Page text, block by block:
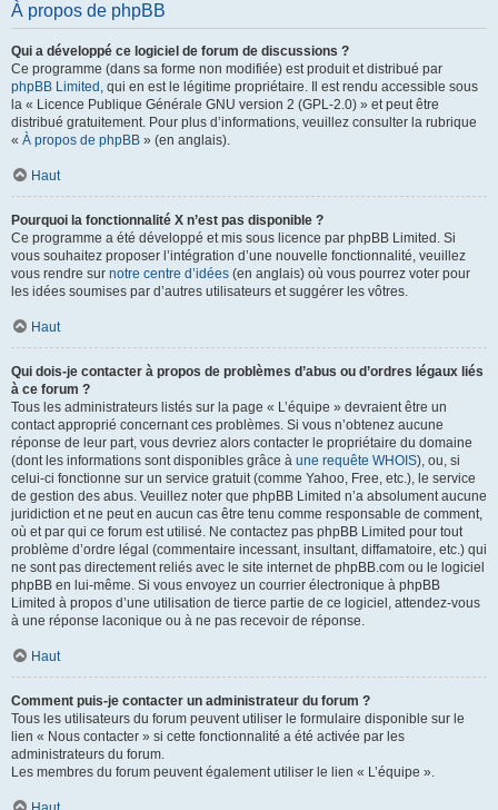
À propos de phpBB
Qui a développé ce logiciel de forum de discussions ?
Ce programme (dans sa forme non modifiée) est produit et distribué par
phpBB Limited , qui en est le légitime propriétaire. Il est rendu accessible sous
la « Licence Publique Générale GNU version 2 (GPL-2.0) » et peut être
distribué gratuitement. Pour plus d’informations, veuillez consulter la rubrique
« À propos de phpBB » (en anglais).
Haut
Pourquoi la fonctionnalité X n’est pas disponible ?
Ce programme a été développé et mis sous licence par phpBB Limited. Si
vous souhaitez proposer l’intégration d’une nouvelle fonctionnalité, veuillez
vous rendre sur notre centre d’idées (en anglais) où vous pourrez voter pour
les idées soumises par d’autres utilisateurs et suggérer les vôtres.
Haut
Qui dois-je contacter à propos de problèmes d’abus ou d’ordres légaux liés
à ce forum ?
Tous les administrateurs listés sur la page « L’équipe » devraient être un
contact approprié concernant ces problèmes. Si vous n’obtenez aucune
réponse de leur part, vous devriez alors contacter le propriétaire du domaine
(dont les informations sont disponibles grâce à une requête WHOIS), ou, si
celui-ci fonctionne sur un service gratuit (comme Yahoo, Free, etc.), le service
de gestion des abus. Veuillez noter que phpBB Limited n’a absolument aucune
juridiction et ne peut en aucun cas être tenu comme responsable de comment,
où et par qui ce forum est utilisé. Ne contactez pas phpBB Limited pour tout
problème d’ordre légal (commentaire incessant, insultant, diffamatoire, etc.) qui
ne sont pas directement reliés avec le site internet de phpBB.com ou le logiciel
phpBB en lui-même. Si vous envoyez un courrier électronique à phpBB
Limited à propos d’une utilisation de tierce partie de ce logiciel, attendez-vous
à une réponse laconique ou à ne pas recevoir de réponse.
Haut
Comment puis-je contacter un administrateur du forum ?
Tous les utilisateurs du forum peuvent utiliser le formulaire disponible sur le
lien « Nous contacter » si cette fonctionnalité a été activée par les
administrateurs du forum.
Les membres du forum peuvent également utiliser le lien « L’équipe ».